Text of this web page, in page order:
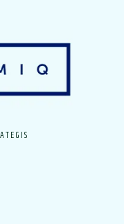
Affairs